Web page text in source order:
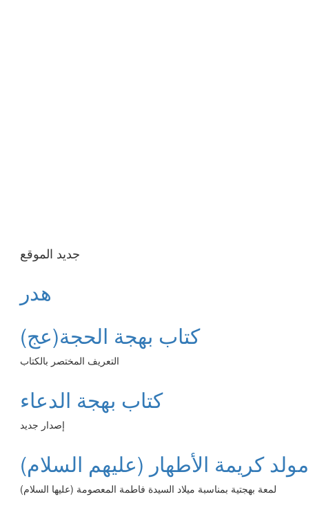
جديد الموقع
هدر
كتاب بهجة الحجة(عج)
التعريف المختصر بالكتاب
كتاب بهجة الدعاء
إصدار جديد
مولد كريمة الأطهار (عليهم السلام)
لمعة بهجتية بمناسبة ميلاد السيدة فاطمة المعصومة (عليها السلام)